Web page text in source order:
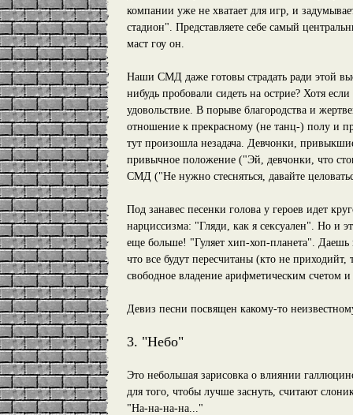
компании уже не хватает для игр, и
стадион". Представляете себе самый
маст гоу он.
Наши СМД даже готовы страдать ради этой
нибудь пробовали сидеть на острие? Хотя
удовольствие. В порыве благородства и
отношение к прекрасному (не танц-) полу и
тут произошла незадача. Девчонки,
привычное положение ("Эй, девчонки, что
СМД ("Не нужно стесняться, давайте
Под занавес песенки голова у героев идет
нарциссизма: "Гляди, как я сексуален". Но и
еще больше! "Гуляет хип-хоп-планета".
что все будут пересчитаны (кто не
свободное владение арифметическим счетом
Девиз песни посвящен какому-то
3. "Небо"
Это небольшая зарисовка о влиянии
для того, чтобы лучше заснуть, считают
"На-на-на-на..."